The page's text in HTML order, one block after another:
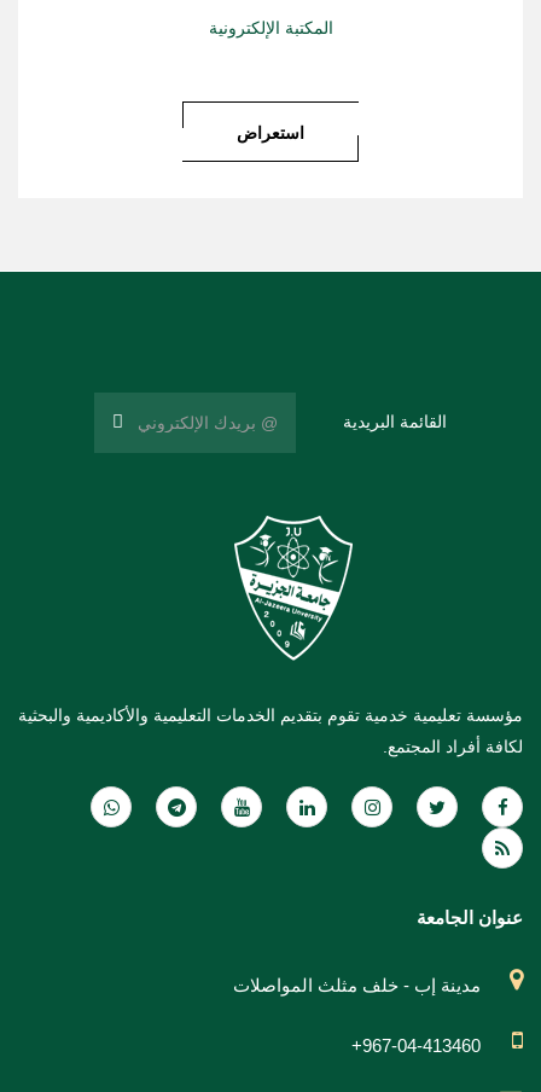
المكتبة الإلكترونية
استعراض
القائمة البريدية
مؤسسة تعليمية خدمية تقوم بتقديم الخدمات التعليمية والأكاديمية والبحثية
لكافة أفراد المجتمع.
عنوان الجامعة
مدينة إب - خلف مثلث المواصلات
+967-04-413460